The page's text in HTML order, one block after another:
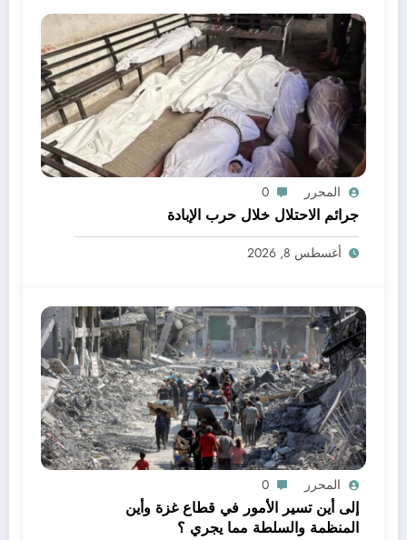
المحرر 0
جرائم الاحتلال خلال حرب الإبادة
أغسطس 8, 2026
المحرر 0
إلى أين تسير الأمور في قطاع غزة وأين
المنظمة والسلطة مما يجري ؟